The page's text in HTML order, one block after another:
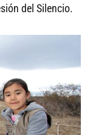
del Silencio.